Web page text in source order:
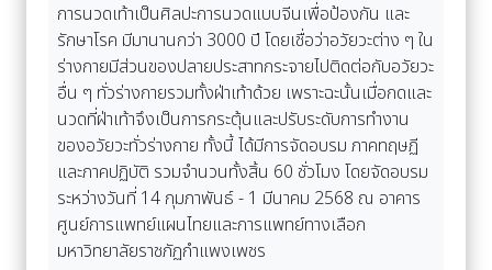
การนวดเท้าเป็นศิลปะการนวดแบบจีนเพื่อป้องกัน และ
รักษาโรค มีมานานกว่า 3000 ปี โดยเชื่อว่าอวัยวะต่าง ๆ ใน
ร่างกายมีส่วนของปลายประสาทกระจายไปติดต่อกับอวัยวะ
อื่น ๆ ทั่วร่างกายรวมทั้งฝ่าเท้าด้วย เพราะฉะนั้นเมื่อกดและ
นวดที่ฝ่าเท้าจึงเป็นการกระตุ้นและปรับระดับการทำงาน
ของอวัยวะทั่วร่างกาย ทั้งนี้ ได้มีการจัดอบรม ภาคทฤษฏี
และภาคปฏิบัติ รวมจำนวนทั้งสิ้น 60 ชั่วโมง โดยจัดอบรม
ระหว่างวันที่ 14 กุมภาพันธ์ - 1 มีนาคม 2568 ณ อาคาร
ศูนย์การแพทย์แผนไทยและการแพทย์ทางเลือก
มหาวิทยาลัยราชภัฏกำแพงเพชร